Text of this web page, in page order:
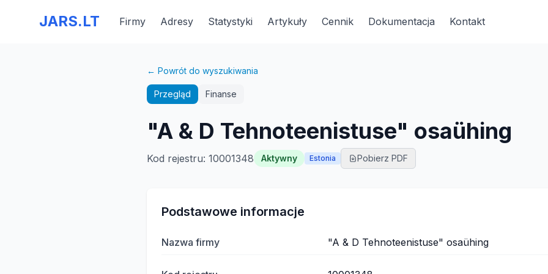
JARS.LT Firmy Adresy Statystyki Artykuły Cennik Dokumentacja Kontakt
← Powrót do wyszukiwania
Przegląd Finanse
"A & D Tehnoteenistuse" osaühing
Kod rejestru: 10001348 Aktywny Estonia Pobierz PDF
Podstawowe informacje
Nazwa firmy "A & D Tehnoteenistuse" osaühing